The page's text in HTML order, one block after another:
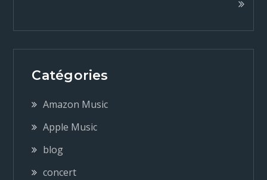
i
g
a
t
Catégories
Amazon Music
Apple Music
blog
concert